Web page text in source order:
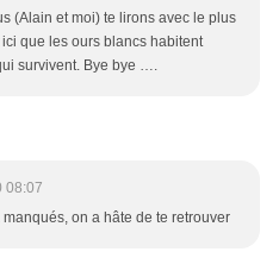
(Alain et moi) te lirons avec le plus
que les ours blancs habitent
survivent. Bye bye ….
08:07
on a hâte de te retrouver